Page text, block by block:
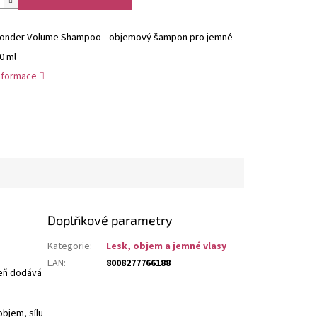
Volume Shampoo - objemový šampon pro jemné
ml
dodává
sílu
Doplňkové parametry
Kategorie:
Lesk, objem a jemné vlasy
EAN: 8008277766188